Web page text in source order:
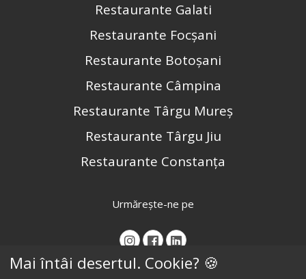
Restaurante Galati
Restaurante Focșani
Restaurante Botoșani
Restaurante Câmpina
Restaurante Târgu Mureș
Restaurante Târgu Jiu
Restaurante Constanța
Urmărește-ne pe
Mai întâi desertul. Cookie? 🍪